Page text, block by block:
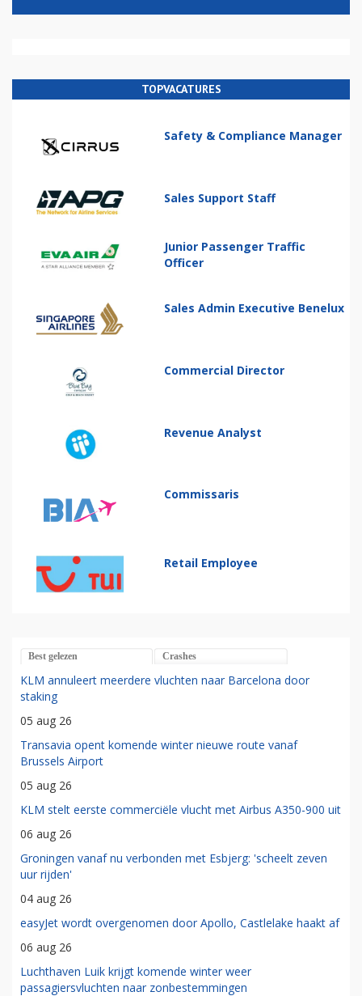
TOPVACATURES
Safety & Compliance Manager
Sales Support Staff
Junior Passenger Traffic
Officer
Sales Admin Executive Benelux
Commercial Director
Revenue Analyst
Commissaris
Retail Employee
Best gelezen Crashes
KLM annuleert meerdere vluchten naar Barcelona door
staking
05 aug 26
Transavia opent komende winter nieuwe route vanaf
Brussels Airport
05 aug 26
KLM stelt eerste commerciële vlucht met Airbus A350-900 uit
06 aug 26
Groningen vanaf nu verbonden met Esbjerg: 'scheelt zeven
uur rijden'
04 aug 26
easyJet wordt overgenomen door Apollo, Castlelake haakt af
06 aug 26
Luchthaven Luik krijgt komende winter weer
passagiersvluchten naar zonbestemmingen